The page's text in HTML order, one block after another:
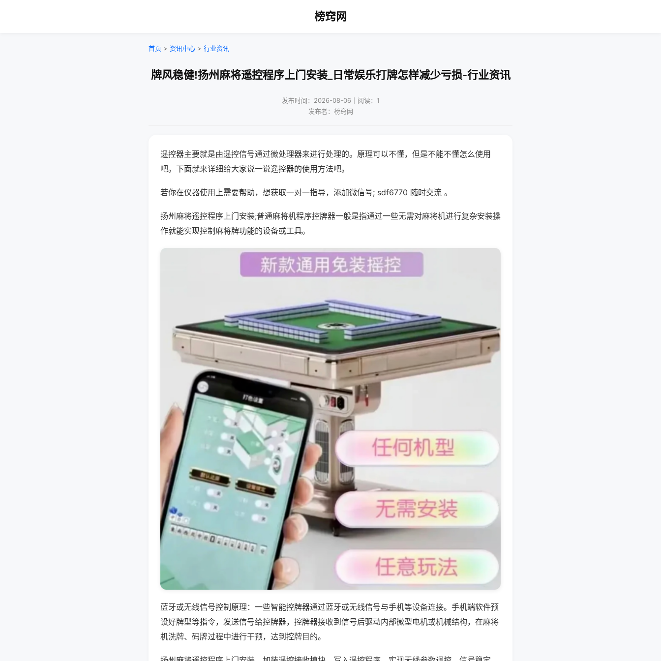
榜窍网
首页 > 资讯中心 > 行业资讯
牌风稳健!扬州麻将遥控程序上门安装_日常娱乐打牌怎样减少亏损-行业资讯
发布时间：2026-08-06｜阅读：1
发布者：榜窍网
遥控器主要就是由遥控信号通过微处理器来进行处理的。原理可以不懂，但是不能不懂怎么使用
吧。下面就来详细给大家说一说遥控器的使用方法吧。
若你在仪器使用上需要帮助，想获取一对一指导，添加微信号; sdf6770 随时交流 。
扬州麻将遥控程序上门安装;普通麻将机程序控牌器一般是指通过一些无需对麻将机进行复杂安装操
作就能实现控制麻将牌功能的设备或工具。
蓝牙或无线信号控制原理：一些智能控牌器通过蓝牙或无线信号与手机等设备连接。手机端软件预
设好牌型等指令，发送信号给控牌器，控牌器接收到信号后驱动内部微型电机或机械结构，在麻将
机洗牌、码牌过程中进行干预，达到控牌目的。